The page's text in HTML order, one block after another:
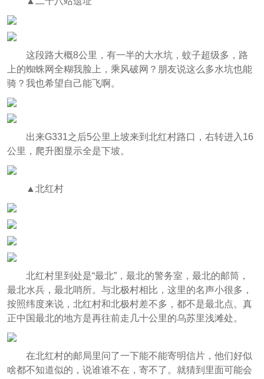
这段路大概8公里，有一半的大水坑，蚊子超级多，路
上的蜘蛛网全糊我脸上，乘风破网？朋友说这么多水坑也能
骑？我也希望自己能飞啊。
出来G331之后5公里上坡来到北红村路口，右转进入16
公里，爬升图显示全是下坡。
▲北红村
北红村里到处是“最北”，最北的警务室，最北的邮筒，
最北水兵，最北哨所。与北极村相比，这里的名声小很多，
按照纬度来说，北红村和北极村差不多，都不是最北点。真
正中国最北的地方是再往前走几十公里的乌苏里浅滩处。
在北红村的邮局里问了一下能不能寄明信片，他们好似
啥都不知道似的，说谁谁不在，寄不了。就猜到里面可能会